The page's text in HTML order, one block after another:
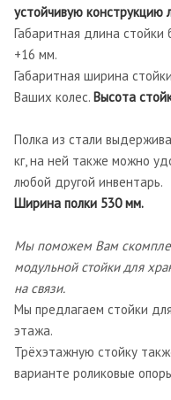
устойчивую
Габаритная длина
+16 мм.
Габаритная ширина
Ваших колес. Высота
Полка из стали
кг, на ней также можно
любой другой инвентарь.
Ширина полки 530 мм.
Мы поможем Вам
модульной стойки для
на связи.
Мы предлагаем стойки
этажа.
Трёхэтажную стойку
варианте роликовые